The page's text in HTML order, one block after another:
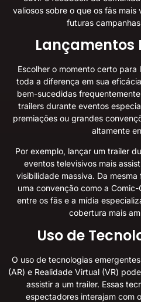
valiosos sobre o que os fãs
futuras
Lançamentos
Escolher o momento certo
toda a diferença em sua
bem-sucedidas
trailers durante eventos
premiações ou grandes
altamente
Por exemplo, lançar um trailer
eventos televisivos mais
visibilidade massiva. Da
uma convenção como a
entre os fãs e a mídia
cobertura mais
Uso de
O uso de tecnologias
(AR) e Realidade Virtual (VR)
assistir a um trailer. Essas
espectadores interajam com